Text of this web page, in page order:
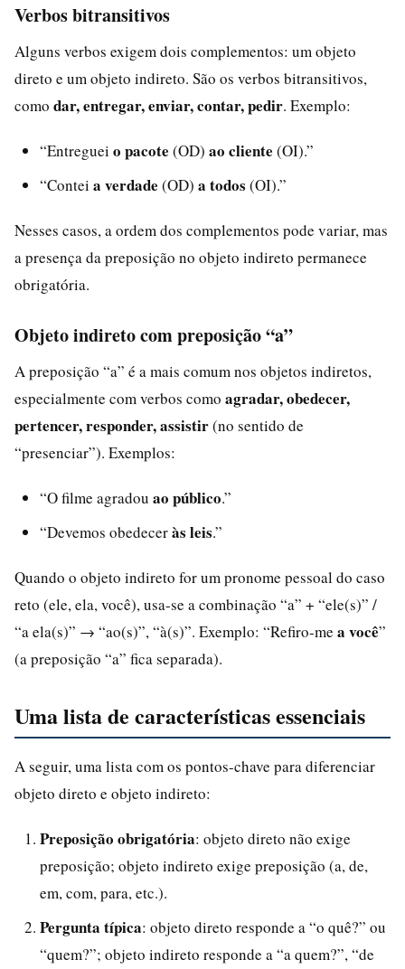
Verbos bitransitivos
Alguns verbos exigem dois complementos: um objeto
direto e um objeto indireto. São os verbos bitransitivos,
como dar, entregar, enviar, contar, pedir. Exemplo:
“Entreguei o pacote (OD) ao cliente (OI).”
“Contei a verdade (OD) a todos (OI).”
Nesses casos, a ordem dos complementos pode variar, mas
a presença da preposição no objeto indireto permanece
obrigatória.
Objeto indireto com preposição “a”
A preposição “a” é a mais comum nos objetos indiretos,
especialmente com verbos como agradar, obedecer,
pertencer, responder, assistir(no sentido de
“presenciar”). Exemplos:
“O filme agradou ao público.”
“Devemos obedeceràs leis.”
Quando o objeto indireto for um pronome pessoal do caso
reto (ele, ela, você), usa-se a combinação “a” + “ele(s)” /
“a ela(s)” → “ao(s)”, “à(s)”. Exemplo: “Refiro-me a você”
(a preposição “a” fica separada).
Uma lista de características essenciais
A seguir, uma lista com os pontos-chave para diferenciar
objeto direto e objeto indireto:
Preposição obrigatória: objeto direto não exige
preposição; objeto indireto exige preposição (a, de,
em, com, para, etc.).
Pergunta típica: objeto direto responde a “o quê?” ou
“quem?”; objeto indireto responde a “a quem?”, “de